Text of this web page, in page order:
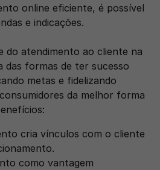
online eficiente, é possível
e indicações.
do atendimento ao cliente na
das formas de ter sucesso
metas e fidelizando
da melhor forma
cria vínculos com o cliente
como vantagem